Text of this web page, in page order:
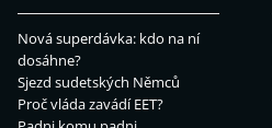
Nová superdávka: kdo na ní
dosáhne?
Sjezd sudetských Němců
Proč vláda zavádí EET?